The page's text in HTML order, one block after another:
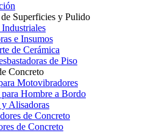
Superficies y Pulido
e Insumos
de Cerámica
de Piso
Concreto
Motovibradores
Hombre a Bordo
Alisadoras
de Concreto
de Concreto